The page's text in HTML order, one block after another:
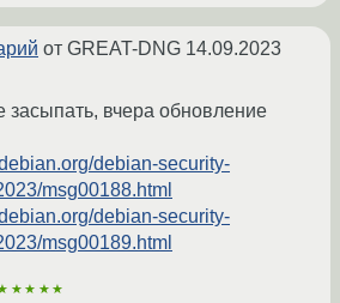
от GREAT-DNG 14.09.2023
вчера обновление
debian-security-
msg00188.html
debian-security-
msg00189.html